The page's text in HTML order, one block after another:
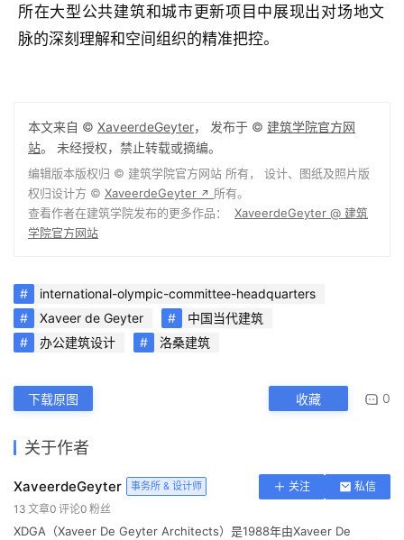
所在大型公共建筑和城市更新项目中展现出对场地文
脉的深刻理解和空间组织的精准把控。
本文来自 © XaveerdeGeyter， 发布于 © 建筑学院官方网
站。 未经授权，禁止转载或摘编。
编辑版本版权归 © 建筑学院官方网站 所有， 设计、图纸及照片版
权归设计方 © XaveerdeGeyter ↗ 所有。
查看作者在建筑学院发布的更多作品： XaveerdeGeyter @ 建筑
学院官方网站
international-olympic-committee-headquarters
Xaveer de Geyter
中国当代建筑
办公建筑设计
洛桑建筑
下载原图 收藏 0
关于作者
XaveerdeGeyter 事务所 & 设计师 关注
私信
13 文章0 评论0 粉丝
XDGA（Xaveer De Geyter Architects）是1988年由Xaveer De